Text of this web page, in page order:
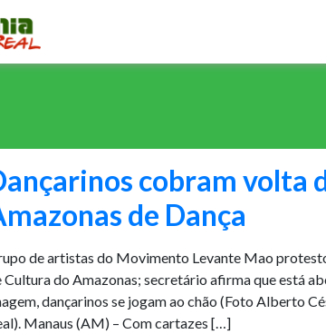
cobram volta
de Dança
de artistas do Movimento Levante Mao
Cultura do Amazonas; secretário afirma que está
dançarinos se jogam ao chão (Foto Alberto
Manaus (AM) – Com cartazes […]